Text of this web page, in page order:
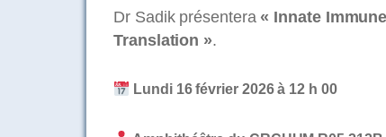
Dr Sadik présentera« Innate
Translation ».
Lundi 16 février 2026 à 12 h 00